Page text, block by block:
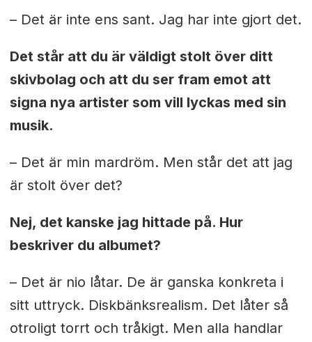
– Det är inte ens sant. Jag har inte gjort det.
Det står att du är väldigt stolt över ditt
skivbolag och att du ser fram emot att
signa nya artister som vill lyckas med sin
musik.
– Det är min mardröm. Men står det att jag
är stolt över det?
Nej, det kanske jag hittade på. Hur
beskriver du albumet?
– Det är nio låtar. De är ganska konkreta i
sitt uttryck. Diskbänksrealism. Det låter så
otroligt torrt och tråkigt. Men alla handlar